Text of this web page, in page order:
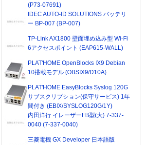
(P73-07691)
IDEC AUTO-ID SOLUTIONS バッテリ
ー BP-007 (BP-007)
TP-Link AX1800 壁面埋め込み型 Wi-Fi
6アクセスポイント (EAP615-WALL)
PLAT'HOME OpenBlocks IX9 Debian
10搭載モデル (OBSIX9/D10A)
PLAT'HOME EasyBlocks Syslog 120G
サブスクリプション(保守サービス) 1年
間付き (EBIX/SYSLOG120G/1Y)
内田洋行 イレーザーFB型(大) 7-337-
0040 (7-337-0040)
三菱電機 GX Developer 日本語版